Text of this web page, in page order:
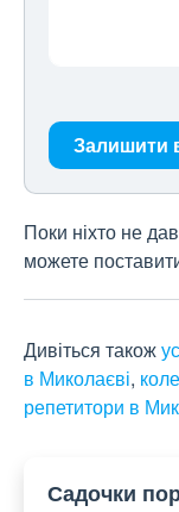
Залишити
Поки ніхто не
можете
Дивіться також
в Миколаєві,
репетитори в
Садочки